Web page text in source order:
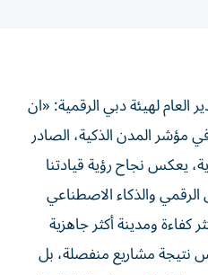
لهيئة دبي الرقمية: «ان
في مؤشر المدن الذكية، الصادر
يعكس نجاح رؤية قيادتنا
والذكاء الاصطناعي
كفاءة ومدينة أكثر جاهزية
نتيجة مشاريع منفصلة، بل